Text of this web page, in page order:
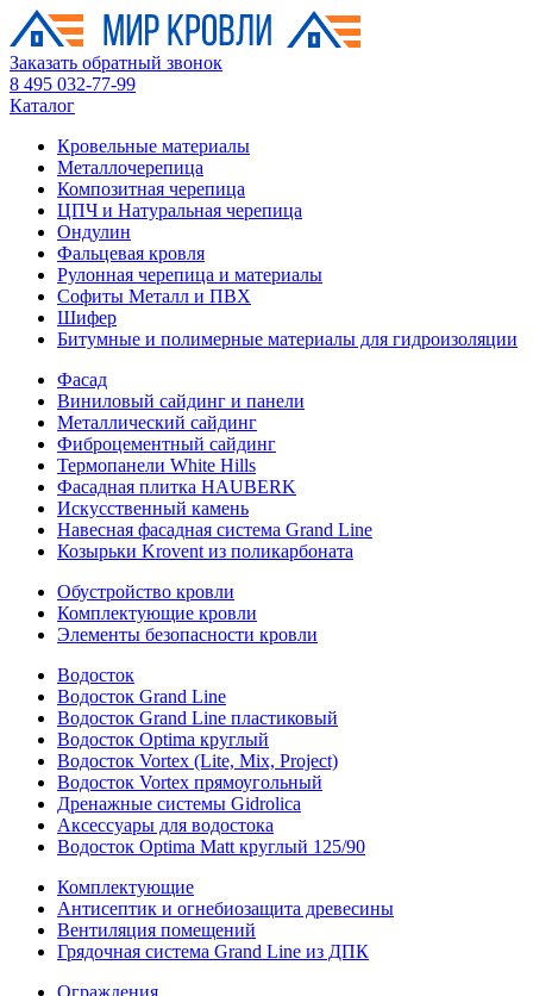
Заказать обратный звонок
8 495 032-77-99
Каталог
Кровельные материалы
Металлочерепица
Композитная черепица
ЦПЧ и Натуральная черепица
Ондулин
Фальцевая кровля
Рулонная черепица и материалы
Софиты Металл и ПВХ
Шифер
Битумные и полимерные материалы для гидроизоляции
Фасад
Виниловый сайдинг и панели
Металлический сайдинг
Фиброцементный сайдинг
Термопанели White Hills
Фасадная плитка HAUBERK
Искусственный камень
Навесная фасадная система Grand Line
Козырьки Krovent из поликарбоната
Обустройство кровли
Комплектующие кровли
Элементы безопасности кровли
Водосток
Водосток Grand Line
Водосток Grand Line пластиковый
Водосток Optima круглый
Водосток Vortex (Lite, Mix, Project)
Водосток Vortex прямоугольный
Дренажные системы Gidrolica
Аксессуары для водостока
Водосток Optima Matt круглый 125/90
Комплектующие
Антисептик и огнебиозащита древесины
Вентиляция помещений
Грядочная система Grand Line из ДПК
Ограждения